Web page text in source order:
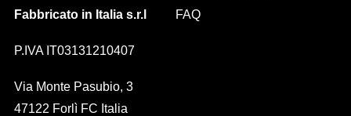
Fabbricato in Italia s.r.l
P.IVA IT03131210407
Via Monte Pasubio, 3
47122 Forlì FC Italia
FAQ